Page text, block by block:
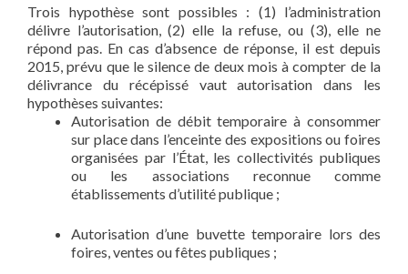
Trois hypothèse sont possibles : (1) l’administration
délivre l’autorisation, (2) elle la refuse, ou (3), elle ne
répond pas. En cas d’absence de réponse, il est depuis
2015, prévu que le silence de deux mois à compter de la
délivrance du récépissé vaut autorisation dans les
hypothèses suivantes:
Autorisation de débit temporaire à consommer
sur place dans l’enceinte des expositions ou foires
organisées par l’État, les collectivités publiques
ou les associations reconnue comme
établissements d’utilité publique ;
Autorisation d’une buvette temporaire lors des
foires, ventes ou fêtes publiques ;